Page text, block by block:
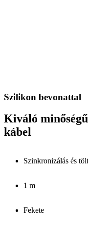
Szilikon bevonattal
Kiváló
kábel
Szinkronizálás és
1 m
Fekete